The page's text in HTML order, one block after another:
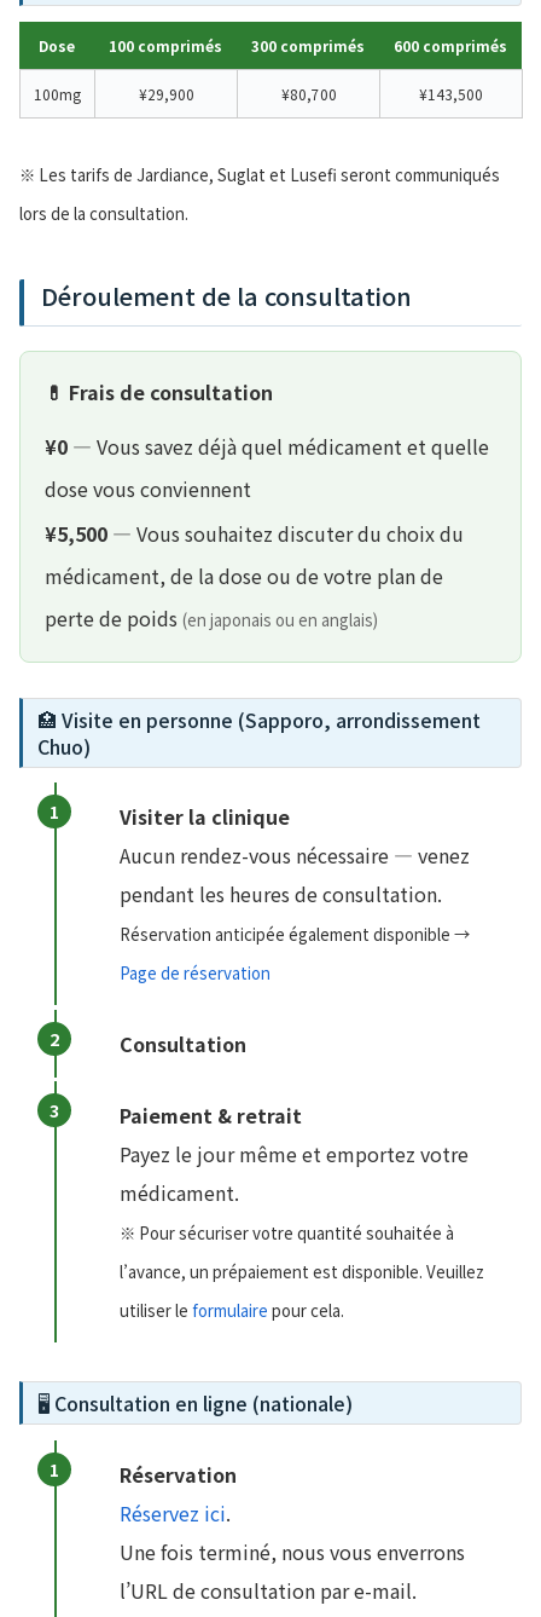
Dose 100 comprimés 300 comprimés 600 comprimés
100mg ¥29,900 ¥80,700 ¥143,500
※ Les tarifs de Jardiance, Suglat et Lusefi seront communiqués
lors de la consultation.
Déroulement de la consultation
💊 Frais de consultation
¥0 — Vous savez déjà quel médicament et quelle
dose vous conviennent
¥5,500 — Vous souhaitez discuter du choix du
médicament, de la dose ou de votre plan de
perte de poids (en japonais ou en anglais)
🏥 Visite en personne (Sapporo, arrondissement
Chuo)
Visiter la clinique
Aucun rendez-vous nécessaire — venez
pendant les heures de consultation.
Réservation anticipée également disponible →
Page de réservation
Consultation
Paiement & retrait
Payez le jour même et emportez votre
médicament.
※ Pour sécuriser votre quantité souhaitée à
l’avance, un prépaiement est disponible. Veuillez
utiliser leformulaire pour cela.
🖥 Consultation en ligne (nationale)
Réservation
Réservez ici.
Une fois terminé, nous vous enverrons
l’URL de consultation par e-mail.